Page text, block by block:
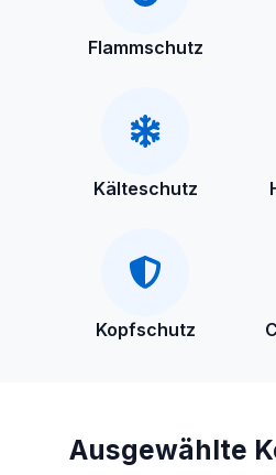
Flammschutz
Kälteschutz
Kopfschutz
Ausgewählte